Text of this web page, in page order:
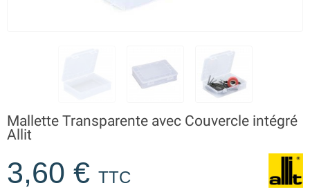
Mallette Transparente avec Couvercle intégré
Allit
3,60 € TTC